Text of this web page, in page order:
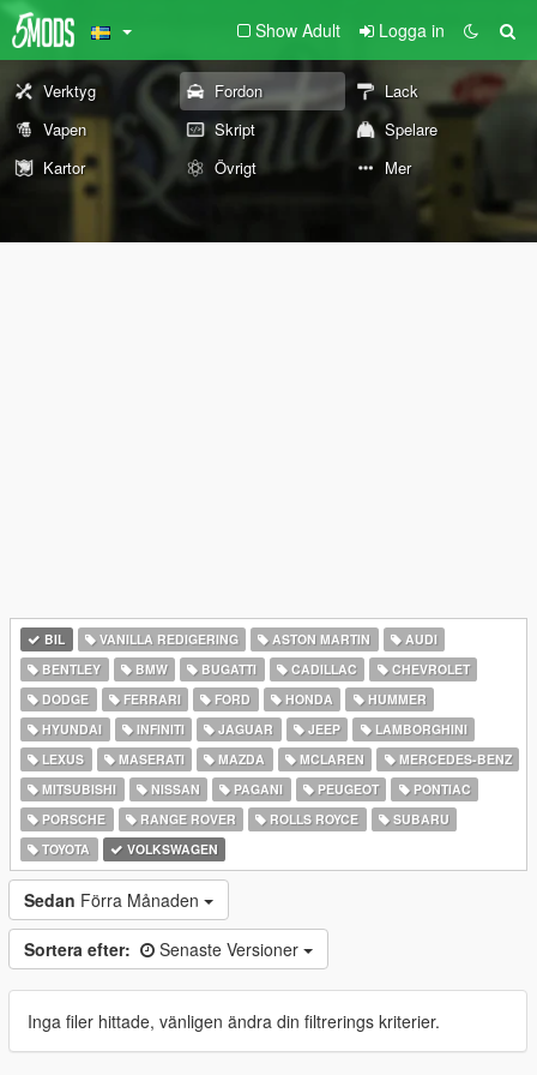
Show Adult Logga in
Verktyg Fordon
Lack
Vapen
Skript
Spelare
Kartor
Övrigt Mer
BIL VANILLA REDIGERING ASTON MARTIN
AUDI
BENTLEY
BMW BUGATTI CADILLAC
CHEVROLET
DODGE
FERRARI FORD HONDA
HUMMER
HYUNDAI
INFINITI JAGUAR JEEP
LAMBORGHINI
LEXUS
MASERATI MAZDA MCLAREN
MERCEDES-BENZ
MITSUBISHI
NISSAN PAGANI PEUGEOT
PONTIAC
PORSCHE
RANGE ROVER ROLLS ROYCE
SUBARU
TOYOTA
VOLKSWAGEN
Sedan Förra Månaden
Sortera efter: Senaste Versioner
Inga filer hittade, vänligen ändra din filtrerings kriterier.